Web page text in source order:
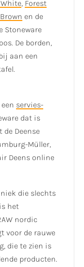
, Forest
en de
Stoneware
De borden,
aan een
servies-
dat is
Deense
Müller,
Deens online
die slechts
het
nordic
voor de rauwe
die te zien is
producten.